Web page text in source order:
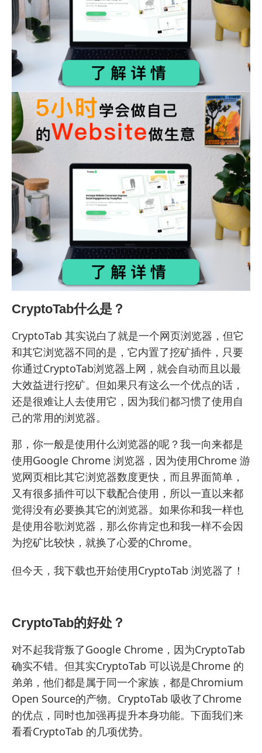
CryptoTab什么是？
CryptoTab 其实说白了就是一个网页浏览器，但它
和其它浏览器不同的是，它内置了挖矿插件，只要
你通过CryptoTab浏览器上网，就会自动而且以最
大效益进行挖矿。但如果只有这么一个优点的话，
还是很难让人去使用它，因为我们都习惯了使用自
己的常用的浏览器。
那，你一般是使用什么浏览器的呢？我一向来都是
使用Google Chrome 浏览器，因为使用Chrome 游
览网页相比其它浏览器数度更快，而且界面简单，
又有很多插件可以下载配合使用，所以一直以来都
觉得没有必要换其它的浏览器。如果你和我一样也
是使用谷歌浏览器，那么你肯定也和我一样不会因
为挖矿比较快，就换了心爱的Chrome。
但今天，我下载也开始使用CryptoTab 浏览器了！
CryptoTab的好处？
对不起我背叛了Google Chrome，因为CryptoTab
确实不错。但其实CryptoTab 可以说是Chrome 的
弟弟，他们都是属于同一个家族，都是Chromium
Open Source的产物。CryptoTab 吸收了Chrome
的优点，同时也加强再提升本身功能。下面我们来
看看CryptoTab 的几项优势。